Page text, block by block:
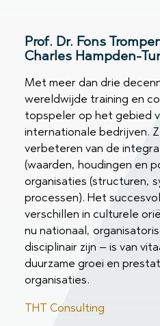
Prof. Dr. Fons
Charles Hampden-
Met meer dan drie
wereldwijde training en
topspeler op het gebied
internationale bedrijven.
verbeteren van de
(waarden, houdingen en
organisaties (structuren,
processen). Het
verschillen in culturele
nu nationaal,
disciplinair zijn – is van
duurzame groei en
organisaties.
THT Consulting